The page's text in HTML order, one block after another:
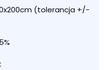
(tolerancja +/-